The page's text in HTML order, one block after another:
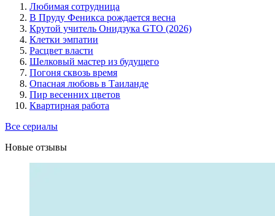
Любимая сотрудница
В Пруду Феникса рождается весна
Крутой учитель Онидзука GTO (2026)
Клетки эмпатии
Расцвет власти
Шелковый мастер из будущего
Погоня сквозь время
Опасная любовь в Таиланде
Пир весенних цветов
Квартирная работа
Все сериалы
Новые отзывы